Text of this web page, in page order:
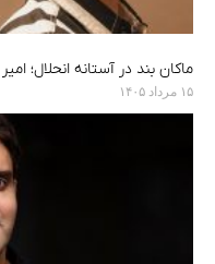
ماکان بند در آستانه انحلال؛
۱۵ مرداد ۱۴۰۵